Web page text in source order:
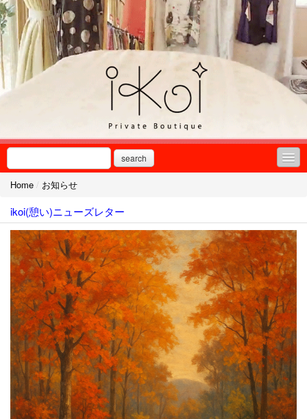
search
お知らせ
サービス案内
商品カタログ
ブティックつれづれ
ピアノ選曲リスト
よくある質問
スペシャルサンクス
プロフィール
お問合せ
Home / お知らせ
ikoi(憩い)ニューズレター